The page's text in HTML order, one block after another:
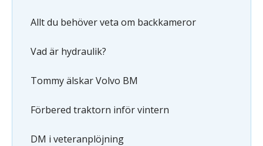
Allt du behöver veta om backkameror
Vad är hydraulik?
Tommy älskar Volvo BM
Förbered traktorn inför vintern
DM i veteranplöjning